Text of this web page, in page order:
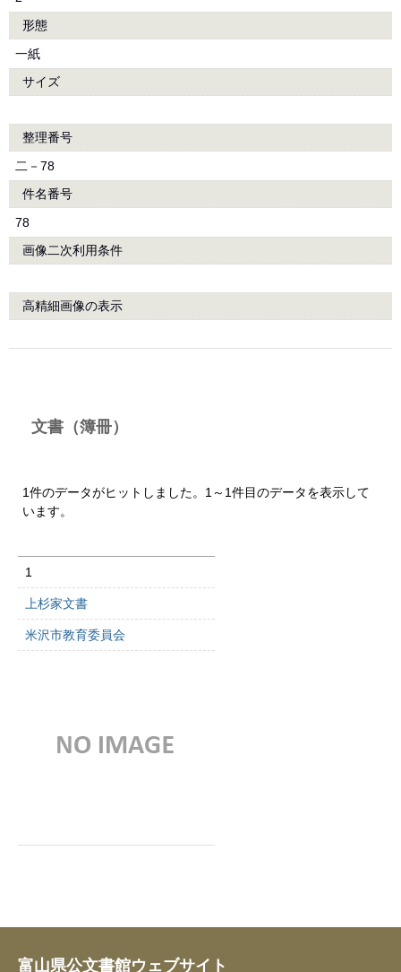
形態
一紙
サイズ
整理番号
二－78
件名番号
78
画像二次利用条件
高精細画像の表示
文書（簿冊）
1件のデータがヒットしました。1～1件目のデータを表示して
います。
1
上杉家文書
米沢市教育委員会
富山県公文書館ウェブサイト